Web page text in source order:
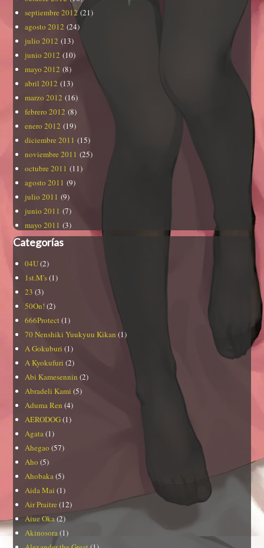
septiembre 2012(21)
agosto 2012 (24)
julio 2012 (13)
junio 2012 (10)
mayo 2012 (8)
abril 2012 (13)
marzo 2012 (16)
febrero 2012 (8)
enero 2012 (19)
diciembre 2011 (15)
noviembre 2011 (25)
octubre 2011 (11)
agosto 2011 (9)
julio 2011 (9)
junio 2011 (7)
mayo 2011 (3)
Categorías
04U(2)
1st.M's(1)
23 (3)
50On! (2)
666Protect(1)
70 Nenshiki Yuukyuu Kikan (1)
A Gokuburi (1)
A Kyokufuri (2)
Abi Kamesennin (2)
Abradeli Kami (5)
Aduma Ren (4)
AERODOG(1)
Agata(1)
Ahegao (57)
Aho (5)
Ahobaka(5)
Aida Mai (1)
Air Praitre (12)
Aiue Oka(2)
Akinosora(1)